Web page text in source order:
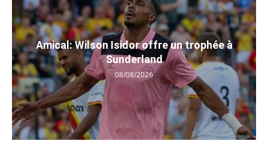
Amical: Wilson Isidor offre un trophée à
Sunderland
08/08/2026